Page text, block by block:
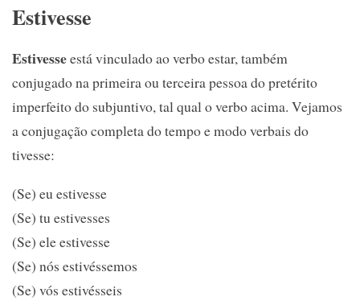
Estivesse
Estivesseestá vinculado ao verbo estar, também
conjugado na primeira ou terceira pessoa do pretérito
imperfeito do subjuntivo, tal qual o verbo acima. Vejamos
a conjugação completa do tempo e modo verbais do
tivesse:
(Se) eu estivesse
(Se) tu estivesses
(Se) ele estivesse
(Se) nós estivéssemos
(Se) vós estivésseis